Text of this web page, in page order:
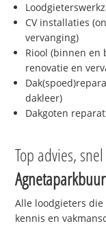
CV installaties
vervanging)
Riool (binnen en
renovatie en
dakleer)
Dakgoten
Top advies,
Alle loodgieters
kennis en